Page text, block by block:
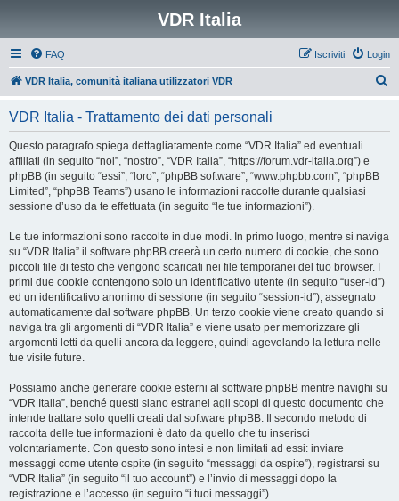
VDR Italia
FAQ Login
Iscriviti
VDR Italia, comunità italiana utilizzatori VDR
VDR Italia - Trattamento dei dati personali
Questo paragrafo spiega dettagliatamente come “VDR Italia” ed eventuali
affiliati (in seguito “noi”, “nostro”, “VDR Italia”, “https://forum.vdr-italia.org”) e
phpBB (in seguito “essi”, “loro”, “phpBB software”, “www.phpbb.com”, “phpBB
Limited”, “phpBB Teams”) usano le informazioni raccolte durante qualsiasi
sessione d’uso da te effettuata (in seguito “le tue informazioni”).
Le tue informazioni sono raccolte in due modi. In primo luogo, mentre si naviga
su “VDR Italia” il software phpBB creerà un certo numero di cookie, che sono
piccoli file di testo che vengono scaricati nei file temporanei del tuo browser. I
primi due cookie contengono solo un identificativo utente (in seguito “user-id”)
ed un identificativo anonimo di sessione (in seguito “session-id”), assegnato
automaticamente dal software phpBB. Un terzo cookie viene creato quando si
naviga tra gli argomenti di “VDR Italia” e viene usato per memorizzare gli
argomenti letti da quelli ancora da leggere, quindi agevolando la lettura nelle
tue visite future.
Possiamo anche generare cookie esterni al software phpBB mentre navighi su
“VDR Italia”, benché questi siano estranei agli scopi di questo documento che
intende trattare solo quelli creati dal software phpBB. Il secondo metodo di
raccolta delle tue informazioni è dato da quello che tu inserisci
volontariamente. Con questo sono intesi e non limitati ad essi: inviare
messaggi come utente ospite (in seguito “messaggi da ospite”), registrarsi su
“VDR Italia” (in seguito “il tuo account”) e l’invio di messaggi dopo la
registrazione e l’accesso (in seguito “i tuoi messaggi”).